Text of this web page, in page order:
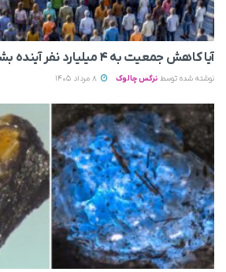
آیا کاهش جمعیت به ۴ میلیارد نفر آینده بشر را تضمین می‌ کند؟
نوشته شده توسط نرگس چالوک